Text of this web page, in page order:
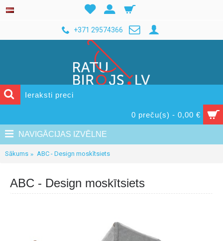
+371 29574366
0 preču(s) - 0,00 €
NAVIGĀCIJAS IZVĒLNE
Sākums ABC - Design moskītsiets
ABC - Design moskītsiets